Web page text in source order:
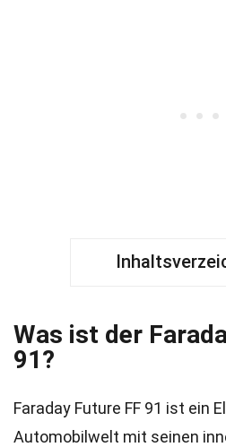
Was ist der
91?
Faraday Future FF 91 ist ein
Automobilwelt mit seinen